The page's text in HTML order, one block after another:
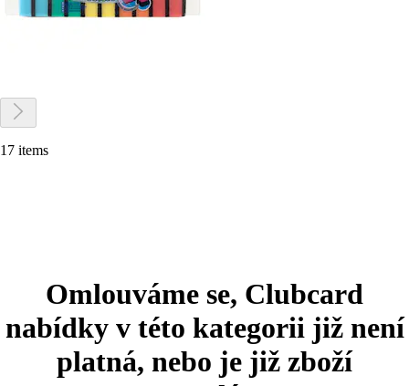
17 items
Omlouváme se, Clubcard
nabídky v této kategorii již není
platná, nebo je již zboží